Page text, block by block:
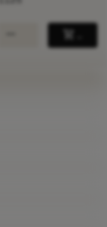
shopping_cart